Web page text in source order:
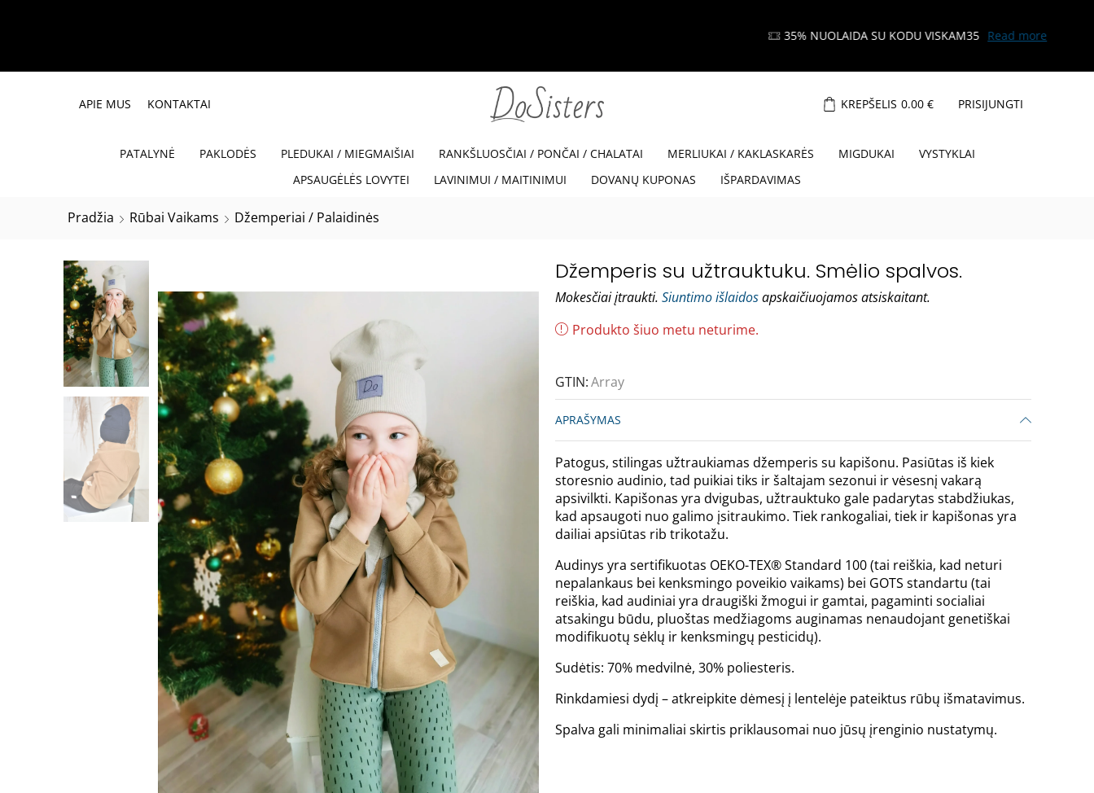
APIE MUS KONTAKTAI KREPŠELIS 0.00 € PRISIJUNGTI
PATALYNĖ PAKLODĖS PLEDUKAI / MIEGMAIŠIAI RANKŠLUOSČIAI / PONČAI / CHALATAI MERLIUKAI / KAKLASKARĖS MIGDUKAI
VYSTYKLAI
APSAUGĖLĖS LOVYTEI
LAVINIMUI / MAITINIMUI DOVANŲ KUPONAS IŠPARDAVIMAS
Pradžia Rūbai Vaikams Džemperiai / Palaidinės
Džemperis su užtrauktuku. Smėlio spalvos.
Mokesčiai įtraukti. Siuntimo išlaidosapskaičiuojamos atsiskaitant.
Produkto šiuo metu neturime.
GTIN:Array
APRAŠYMAS
Patogus, stilingas užtraukiamas džemperis su kapišonu. Pasiūtas iš kiek
storesnio audinio, tad puikiai tiks ir šaltajam sezonui ir vėsesnį vakarą
apsivilkti. Kapišonas yra dvigubas, užtrauktuko gale padarytas stabdžiukas,
kad apsaugoti nuo galimo įsitraukimo. Tiek rankogaliai, tiek ir kapišonas yra
dailiai apsiūtas rib trikotažu.
Audinys yra sertifikuotas OEKO-TEX® Standard 100 (tai reiškia, kad neturi
nepalankaus bei kenksmingo poveikio vaikams) bei GOTS standartu (tai
reiškia, kad audiniai yra draugiški žmogui ir gamtai, pagaminti socialiai
atsakingu būdu, pluoštas medžiagoms auginamas nenaudojant genetiškai
modifikuotų sėklų ir kenksmingų pesticidų).
Sudėtis: 70% medvilnė, 30% poliesteris.
Rinkdamiesi dydį – atkreipkite dėmesį į lentelėje pateiktus rūbų išmatavimus.
Spalva gali minimaliai skirtis priklausomai nuo jūsų įrenginio nustatymų.